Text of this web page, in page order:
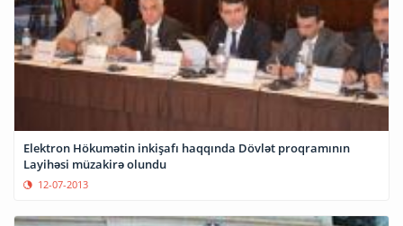
Elektron Hökumətin inkişafı haqqında Dövlət proqramının
Layihəsi müzakirə olundu
12-07-2013